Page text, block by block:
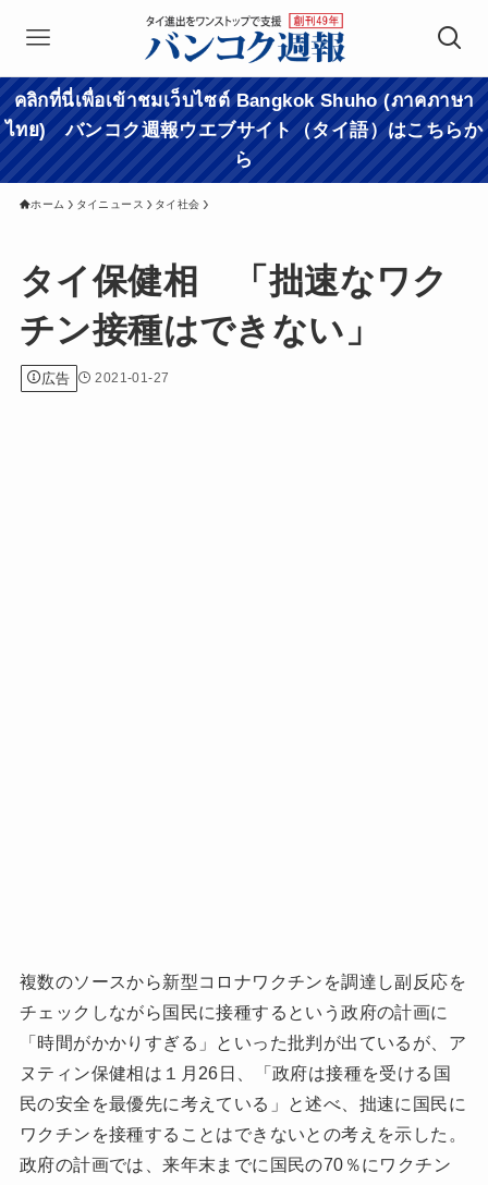
คลิกที่นี่เพื่อเข้าชมเว็บไซต์ Bangkok Shuho (ภาคภาษา
ไทย) バンコク週報ウエブサイト（タイ語）はこちらか
ら
ホーム タイニュース タイ社会
タイ保健相 「拙速なワク
チン接種はできない」
広告 2021-01-27
複数のソースから新型コロナワクチンを調達し副反応を
チェックしながら国民に接種するという政府の計画に
「時間がかかりすぎる」といった批判が出ているが、ア
ヌティン保健相は１月26日、「政府は接種を受ける国
民の安全を最優先に考えている」と述べ、拙速に国民に
ワクチンを接種することはできないとの考えを示した。
政府の計画では、来年末までに国民の70％にワクチン